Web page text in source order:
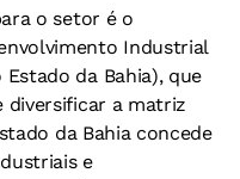
o setor é o
Industrial
da Bahia), que
a matriz
da Bahia concede
e